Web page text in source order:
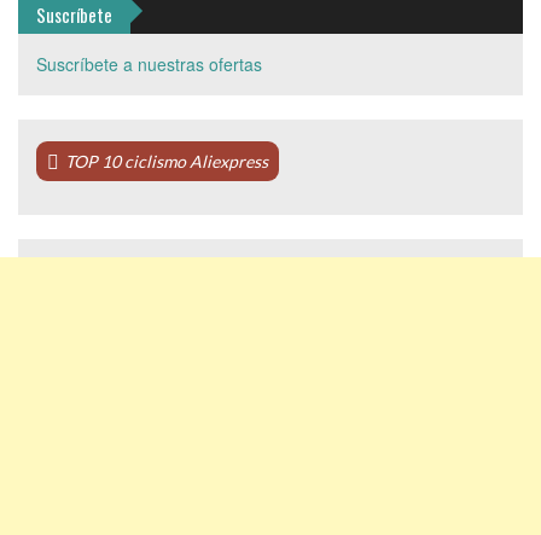
Suscríbete
Suscríbete a nuestras ofertas
TOP 10 ciclismo Aliexpress